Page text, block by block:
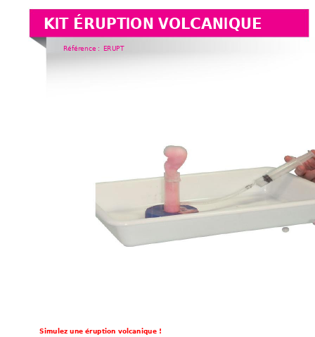
KIT ÉRUPTION VOLCANIQUE
Référence : ERUPT
Simulez une éruption volcanique !